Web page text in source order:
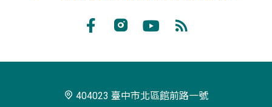
閱
404023 臺中市北區館前路一號